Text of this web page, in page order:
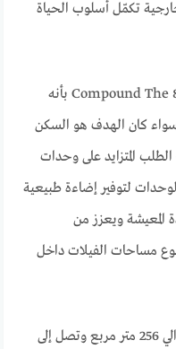
تكمّل أسلوب الحياة
ويتميز تنوع المساحات في Compound The 8 New Zayed بأنه
سواء كان الهدف هو السكن
المتزايد على وحدات
لتوفير إضاءة طبيعية
المعيشة ويعزز من
مساحات الفيلات داخل
تبدأ مساحات التاون هاوس من حوالي 256 متر مربع وتصل إلى